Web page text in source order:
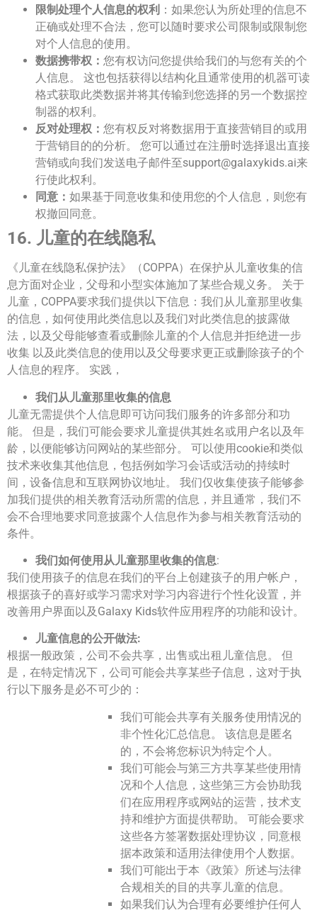
限制处理个人信息的权利 ：如果您认为所处理的信息不
正确或处理不合法，您可以随时要求公司限制或限制您
对个人信息的使用。
数据携带权： 您有权访问您提供给我们的与您有关的个
人信息。 这也包括获得以结构化且通常使用的机器可读
格式获取此类数据并将其传输到您选择的另一个数据控
制器的权利。
反对处理权： 您有权反对将数据用于直接营销目的或用
于营销目的的分析。 您可以通过在注册时选择退出直接
营销或向我们发送电子邮件至support@galaxykids.ai来
行使此权利。
同意： 如果基于同意收集和使用您的个人信息，则您有
权撤回同意。
16. 儿童的在线隐私
《儿童在线隐私保护法》（COPPA）在保护从儿童收集的信
息方面对企业，父母和小型实体施加了某些合规义务。 关于
儿童，COPPA要求我们提供以下信息：我们从儿童那里收集
的信息，如何使用此类信息以及我们对此类信息的披露做
法，以及父母能够查看或删除儿童的个人信息并拒绝进一步
收集 以及此类信息的使用以及父母要求更正或删除孩子的个
人信息的程序。 实践，
我们从儿童那里收集的信息
儿童无需提供个人信息即可访问我们服务的许多部分和功
能。 但是，我们可能会要求儿童提供其姓名或用户名以及年
龄，以便能够访问网站的某些部分。 可以使用cookie和类似
技术来收集其他信息，包括例如学习会话或活动的持续时
间，设备信息和互联网协议地址。 我们仅收集使孩子能够参
加我们提供的相关教育活动所需的信息，并且通常，我们不
会不合理地要求同意披露个人信息作为参与相关教育活动的
条件。
我们如何使用从儿童那里收集的信息:
我们使用孩子的信息在我们的平台上创建孩子的用户帐户，
根据孩子的喜好或学习需求对学习内容进行个性化设置，并
改善用户界面以及Galaxy Kids软件应用程序的功能和设计。
儿童信息的公开做法:
根据一般政策，公司不会共享，出售或出租儿童信息。 但
是，在特定情况下，公司可能会共享某些子信息，这对于执
行以下服务是必不可少的：
我们可能会共享有关服务使用情况的
非个性化汇总信息。 该信息是匿名
的，不会将您标识为特定个人。
我们可能会与第三方共享某些使用情
况和个人信息，这些第三方会协助我
们在应用程序或网站的运营，技术支
持和维护方面提供帮助。 可能会要求
这些各方签署数据处理协议，同意根
据本政策和适用法律使用个人数据。
我们可能出于本《政策》所述与法律
合规相关的目的共享儿童的信息。
如果我们认为合理有必要维护任何人